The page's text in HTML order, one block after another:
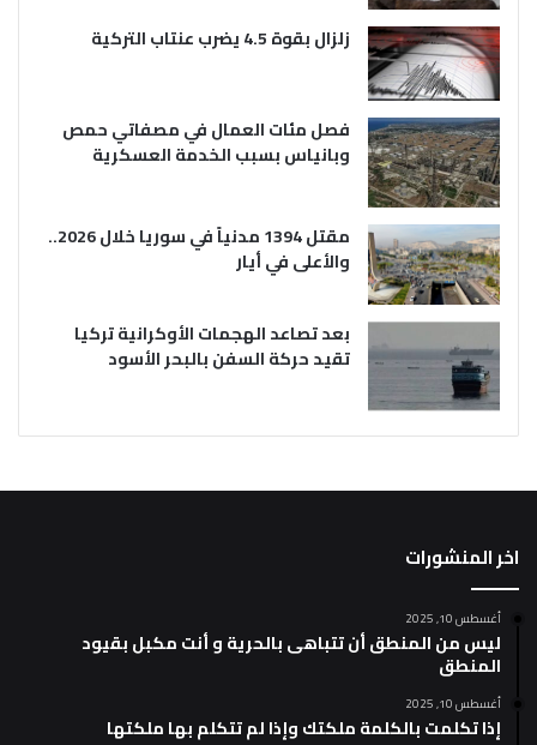
زلزال بقوة 4.5 يضرب عنتاب التركية
فصل مئات العمال في مصفاتي حمص
وبانياس بسبب الخدمة العسكرية
مقتل 1394 مدنياً في سوريا خلال 2026..
والأعلى في أيار
بعد تصاعد الهجمات الأوكرانية تركيا
تقيد حركة السفن بالبحر الأسود
اخر المنشورات
أغسطس 10, 2025
ليس من المنطق أن تتباهى بالحرية و أنت مكبل بقيود
المنطق
أغسطس 10, 2025
إذا تكلمت بالكلمة ملكتك وإذا لم تتكلم بها ملكتها